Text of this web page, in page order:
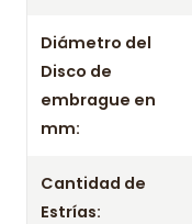
Diámetro del
Disco de
embrague en
mm:
Cantidad de
Estrías: